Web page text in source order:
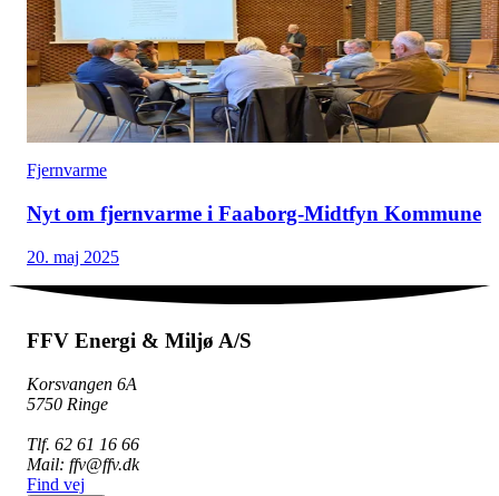
Fjernvarme
Nyt om fjernvarme i Faaborg-Midtfyn Kommune
20. maj 2025
FFV Energi & Miljø A/S
Korsvangen 6A
5750 Ringe
Tlf. 62 61 16 66
Mail: ffv@ffv.dk
Find vej